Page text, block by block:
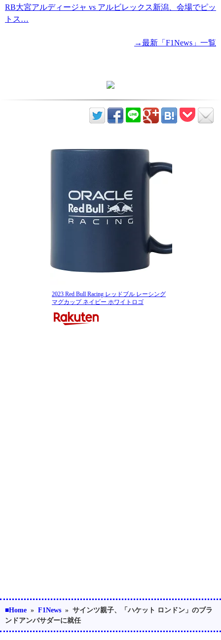
RB大宮アルディージャ vs アルビレックス新潟、会場でピッ
トス…
→最新「F1News」一覧
2023 Red Bull Racing レッドブル レーシング
マグカップ ネイビー ホワイトロゴ
■Home » F1News » サインツ親子、「ハケット ロンドン」のブラ
ンドアンバサダーに就任